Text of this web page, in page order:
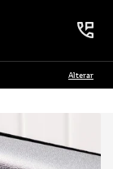
Alterar